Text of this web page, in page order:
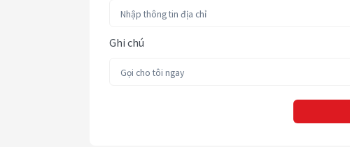
Ghi chú